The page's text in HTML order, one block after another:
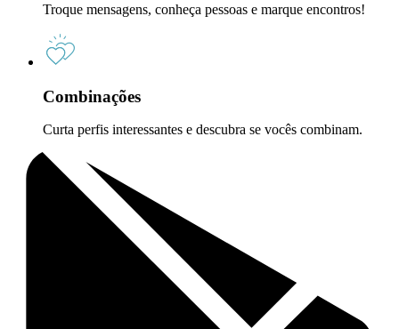
Troque mensagens, conheça pessoas e marque encontros!
Combinações
Curta perfis interessantes e descubra se vocês combinam.